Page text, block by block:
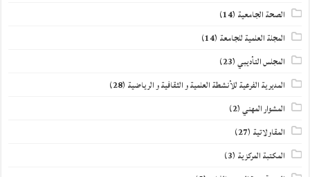
الصحة الجامعية (14)
المجلة العلمية للجامعة (14)
المجلس التأديبي(23)
المديرية الفرعية للأنشطة العلمية و الثقافية و الرياضية (28)
المشوار المهني(2)
المقاولاتية (27)
المكتبة المركزية (3)